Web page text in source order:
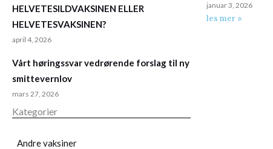
HELVETESILDVAKSINEN ELLER
HELVETESVAKSINEN?
april 4, 2026
Vårt høringssvar vedrørende forslag til ny
smittevernlov
mars 27, 2026
Kategorier
Andre vaksiner
januar 3, 2026
les mer »